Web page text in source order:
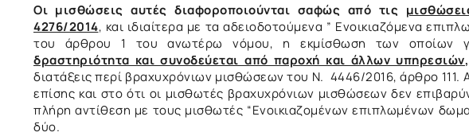
Οι μισθώσεις αυτές διαφοροποιούνται σαφώς από τις
4276/2014, και ιδιαίτερα με τα αδειοδοτούμενα ” Ενοικιαζόμενα
του άρθρου 1 του ανωτέρω νόμου, η εκμίσθωση των οποίων
δραστηριότητα και συνοδεύεται από παροχή και άλλων υπηρεσιών,
διατάξεις περί βραχυχρόνιων μισθώσεων του Ν. 4446/2016, άρθρο 111.
επίσης και στο ότι οι μισθωτές βραχυχρόνιων μισθώσεων δεν
πλήρη αντίθεση με τους μισθωτές “Ενοικιαζομένων επιπλωμένων
δύο.